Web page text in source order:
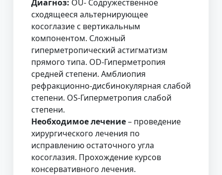
Диагноз: OU- Содружественное
сходящееся альтернирующее
косоглазие с вертикальным
компонентом. Сложный
гиперметропический астигматизм
прямого типа. OD-Гиперметропия
средней степени. Амблиопия
рефракционно-дисбинокулярная слабой
степени. OS-Гиперметропия слабой
степени.
Необходимое лечение– проведение
хирургического лечения по
исправлению остаточного угла
косоглазия. Прохождение курсов
консервативного лечения.